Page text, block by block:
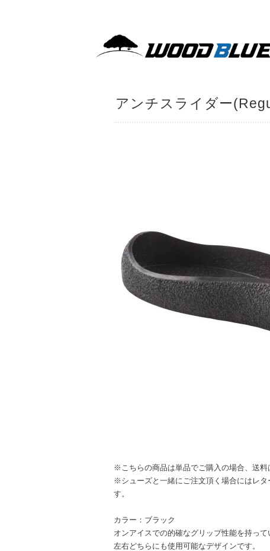
アンチスライダー
※こちらの商品は単品でご購入の場合、送料
※シューズと一緒にご注文頂く場合にはレタ
す。
カラー：ブラック
オンアイスでの的確なグリップ性能を持って
左右どちらにも使用可能なデザインです。